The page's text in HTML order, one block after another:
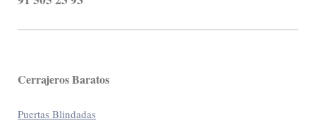
Cerrajeros Baratos
Puertas Blindadas